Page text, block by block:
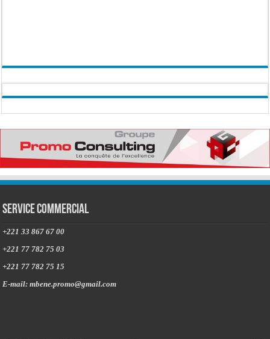
Service commercial
+221 33 867 67 00
+221 77 782 75 03
+221 77 782 75 15
E-mail: mbene.promo@gmail.com